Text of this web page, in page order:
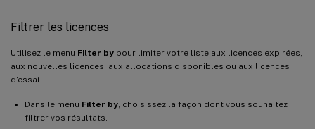
Filtrer les licences
Utilisez le menu Filter by pour limiter votre liste aux licences expirées,
aux nouvelles licences, aux allocations disponibles ou aux licences
d’essai.
Dans le menu Filter by , choisissez la façon dont vous souhaitez
filtrer vos résultats.